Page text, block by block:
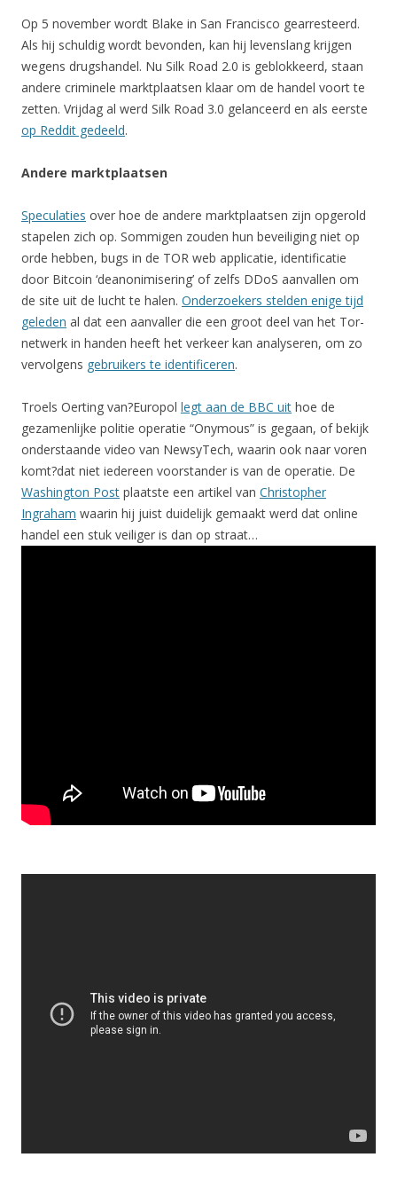
Op 5 november wordt Blake in San Francisco gearresteerd.
Als hij schuldig wordt bevonden, kan hij levenslang krijgen
wegens drugshandel. Nu Silk Road 2.0 is geblokkeerd, staan
andere criminele marktplaatsen klaar om de handel voort te
zetten. Vrijdag al werd Silk Road 3.0 gelanceerd en als eerste
op Reddit gedeeld.
Andere marktplaatsen
Speculaties over hoe de andere marktplaatsen zijn opgerold
stapelen zich op. Sommigen zouden hun beveiliging niet op
orde hebben, bugs in de TOR web applicatie, identificatie
door Bitcoin ‘deanonimisering’ of zelfs DDoS aanvallen om
de site uit de lucht te halen. Onderzoekers stelden enige tijd
geleden al dat een aanvaller die een groot deel van het Tor-
netwerk in handen heeft het verkeer kan analyseren, om zo
vervolgens gebruikers te identificeren.
Troels Oerting van?Europol legt aan de BBC uit hoe de
gezamenlijke politie operatie “Onymous” is gegaan, of bekijk
onderstaande video van NewsyTech, waarin ook naar voren
komt?dat niet iedereen voorstander is van de operatie. De
Washington Post plaatste een artikel van Christopher
Ingraham waarin hij juist duidelijk gemaakt werd dat online
handel een stuk veiliger is dan op straat…